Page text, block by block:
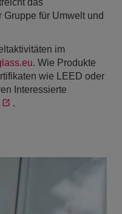
das
für Umwelt und
im
. Wie Produkte
wie LEED oder
Interessierte
.